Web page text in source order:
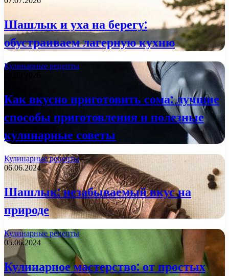
Шашлык и уха на берегу:
обустраиваем лагерную кухню
Кулинарные рецепты
Как вкусно приготовить сома: лучшие
способы приготовления и полезные
кулинарные советы
Кулинарные рецепты
06.06.2024
Шашлык: незабываемый вкус на
природе
Кулинарные рецепты
05.06.2024
Кулинарное мастерство: от простых